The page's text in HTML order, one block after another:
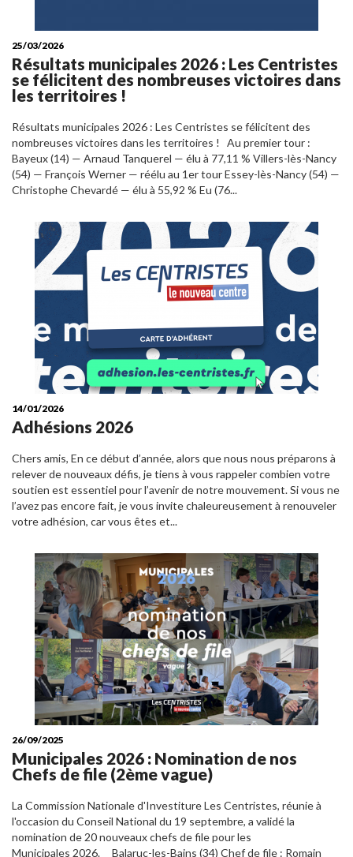
25/03/2026
Résultats municipales 2026 : Les Centristes
se félicitent des nombreuses victoires dans
les territoires !
Résultats municipales 2026 : Les Centristes se félicitent des
nombreuses victoires dans les territoires ! Au premier tour :
Bayeux (14) — Arnaud Tanquerel — élu à 77,11 % Villers-lès-Nancy
(54) — François Werner — réélu au 1er tour Essey-lès-Nancy (54) —
Christophe Chevardé — élu à 55,92 % Eu (76...
14/01/2026
Adhésions 2026
Chers amis, En ce début d’année, alors que nous nous préparons à
relever de nouveaux défis, je tiens à vous rappeler combien votre
soutien est essentiel pour l’avenir de notre mouvement. Si vous ne
l’avez pas encore fait, je vous invite chaleureusement à renouveler
votre adhésion, car vous êtes et...
26/09/2025
Municipales 2026 : Nomination de nos
Chefs de file (2ème vague)
La Commission Nationale d'Investiture Les Centristes, réunie à
l'occasion du Conseil National du 19 septembre, a validé la
nomination de 20 nouveaux chefs de file pour les
Municipales 2026. Balaruc-les-Bains (34) Chef de file : Romain